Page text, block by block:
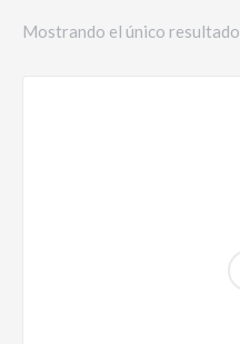
Mostrando el único resultado